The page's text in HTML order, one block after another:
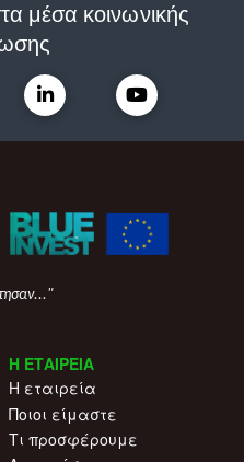
μέσα κοινωνικής
Η ΕΤΑΙΡΕΙΑ
Η εταιρεία
Ποιοι είμαστε
Τι προσφέρουμε